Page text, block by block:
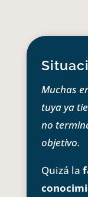
Muchas
tuya ya
no
objetivo.
Quizá la